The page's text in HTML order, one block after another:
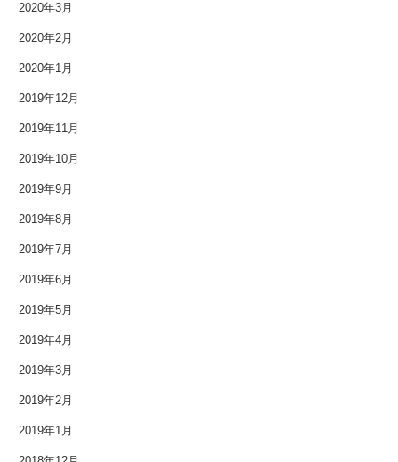
2020年3月
2020年2月
2020年1月
2019年12月
2019年11月
2019年10月
2019年9月
2019年8月
2019年7月
2019年6月
2019年5月
2019年4月
2019年3月
2019年2月
2019年1月